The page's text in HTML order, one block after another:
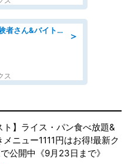
＞
ホールスタッフ/「未経験者さん&バイトデビューも大歓迎」残業ほぼなし×1日3時間〜勤務OK!フォロー体制も充実/広島県/広島市南区
ス
ト】ライス・パン食べ放題&
ニュー1111円はお得!最新ク
公開中《9月23日まで》